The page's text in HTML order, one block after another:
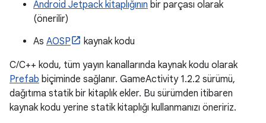
Android Jetpack kitaplığının bir parçası olarak
(önerilir)
As AOSP
kaynak kodu
C/C++ kodu, tüm yayın kanallarında kaynak kodu olarak
Prefab biçiminde sağlanır. GameActivity 1.2.2 sürümü,
dağıtıma statik bir kitaplık ekler. Bu sürümden itibaren
kaynak kodu yerine statik kitaplığı kullanmanızı öneririz.